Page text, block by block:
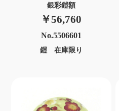
銀彩鎧額
￥56,760
No.5506601
鎧 在庫限り